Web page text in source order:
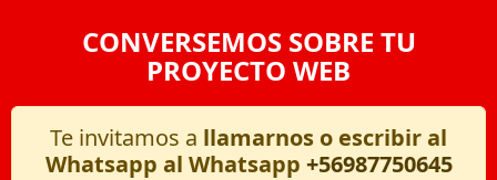
CONVERSEMOS SOBRE TU
PROYECTO WEB
Te invitamos a llamarnos o escribir al
Whatsapp al Whatsapp +56987750645